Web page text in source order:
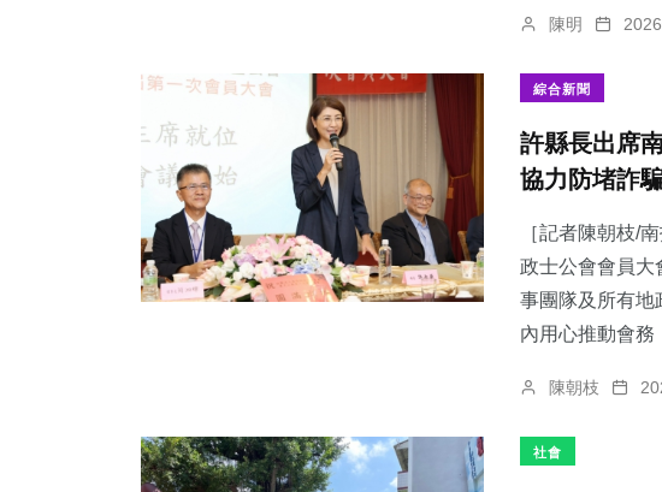
陳明
綜合新聞
許縣長出席
協力防堵詐
［記者陳朝枝/
政士公會會員大
事團隊及所有地
內用心推動會務
陳朝枝
社會